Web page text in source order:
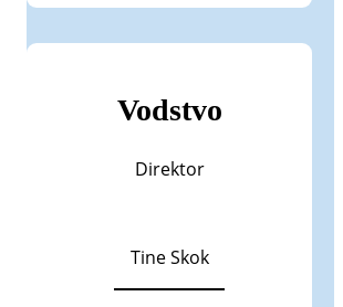
Vodstvo
Direktor
Tine Skok